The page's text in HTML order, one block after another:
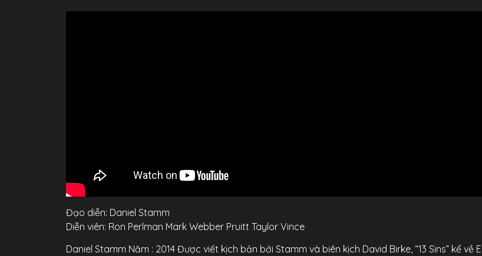
Đạo diễn: Daniel Stamm
Diễn viên: Ron Perlman Mark Webber Pruitt Taylor Vince
Daniel Stamm Năm : 2014 Được viết kịch bản bởi Stamm và biên kịch David Birke, “13 Sins” kể